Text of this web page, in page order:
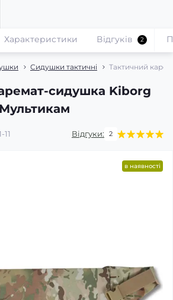
Сидушки тактичні Тактичний
сидушка Kiborg
Відгуки: 2
Характеристики Відгуків 2
в наявності